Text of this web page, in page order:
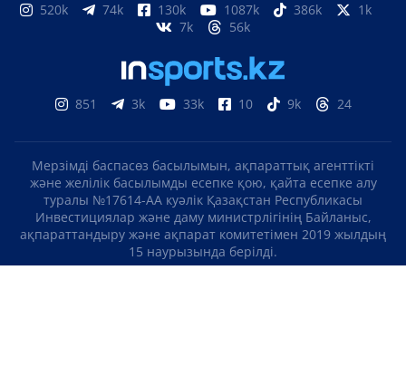
520k 74k 130k 1087k 386k
1k
7k
56k
851 3k 33k 10 9k 24
Мерзімді баспасөз басылымын, ақпараттық агенттікті
және желілік басылымды есепке қою, қайта есепке алу
туралы №17614-АА куәлік Қазақстан Республикасы
Инвестициялар және даму министрлігінің Байланыс,
ақпараттандыру және ақпарат комитетімен 2019 жылдың
15 наурызында берілді.